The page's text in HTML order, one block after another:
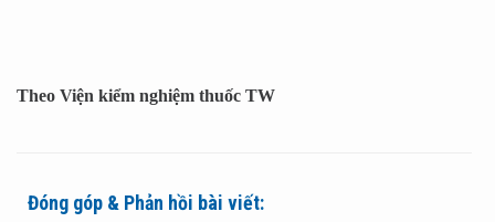
Theo Viện kiểm nghiệm thuốc TW
Đóng góp & Phản hồi bài viết: